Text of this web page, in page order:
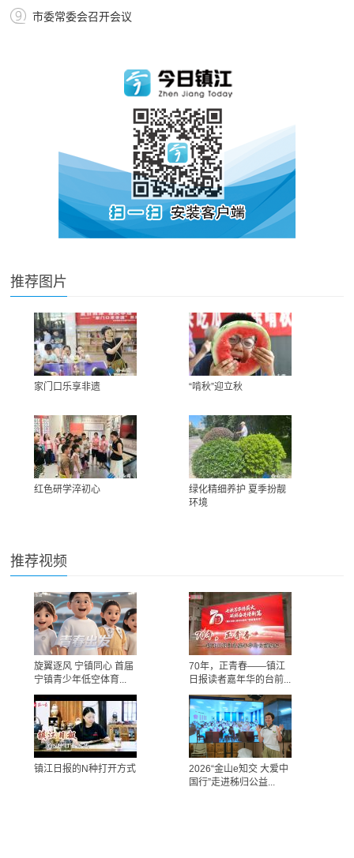
市委常委会召开会议
推荐图片
家门口乐享非遗 “啃秋”迎立秋
红色研学淬初心
绿化精细养护 夏季扮靓
环境
推荐视频
旋翼逐风 宁镇同心 首届
宁镇青少年低空体育...
70年，正青春——镇江
日报读者嘉年华的台前...
镇江日报的N种打开方式
2026“金山e知交 大爱中
国行”走进秭归公益...